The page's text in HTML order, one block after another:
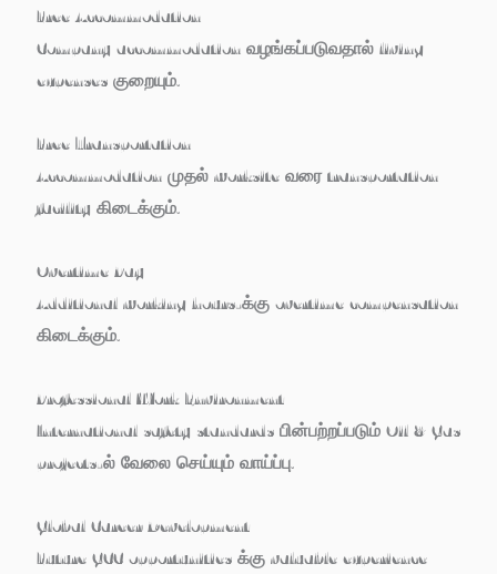
Free Accommodation
Company accommodation வழங்கப்படுவதால் living
expenses குறையும்.
Free Transportation
Accommodation முதல் worksite வரை transportation
facility கிடைக்கும்.
Overtime Pay
Additional working hours-க்கு overtime compensation
கிடைக்கும்.
Professional Work Environment
International safety standards பின்பற்றப்படும் Oil & Gas
projects-ல் வேலை செய்யும் வாய்ப்பு.
Global Career Development
Future GCC opportunities க்கு valuable experience